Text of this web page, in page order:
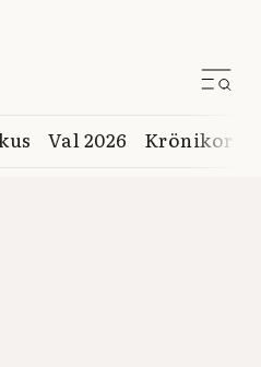
Val 2026 Krönikor